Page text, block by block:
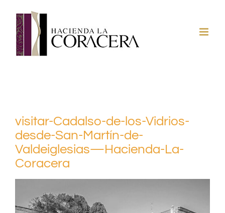
contenido
visitar-Cadalso-de-los-Vidrios-
desde-San-Martín-de-
Valdeiglesias—Hacienda-La-
Coracera